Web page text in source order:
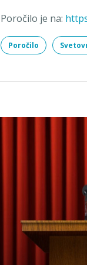
Poročilo je na:
Poročilo